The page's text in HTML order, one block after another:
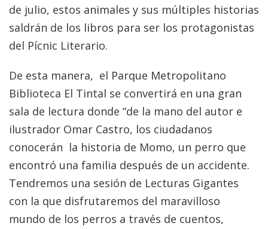
de julio, estos animales y sus múltiples historias
saldrán de los libros para ser los protagonistas
del Pícnic Literario.
De esta manera, el Parque Metropolitano
Biblioteca El Tintal se convertirá en una gran
sala de lectura donde “de la mano del autor e
ilustrador Omar Castro, los ciudadanos
conocerán la historia de Momo, un perro que
encontró una familia después de un accidente.
Tendremos una sesión de Lecturas Gigantes
con la que disfrutaremos del maravilloso
mundo de los perros a través de cuentos,